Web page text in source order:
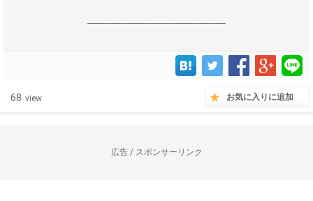
------------------------------------------------------------------
68 view お気に入りに追加
広告 / スポンサーリンク